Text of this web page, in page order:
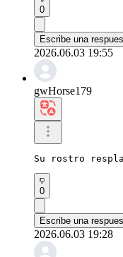
0
Escribe una
2026.06.03 19:55
gwHorse179
Su rostro
0
Escribe una
2026.06.03 19:28